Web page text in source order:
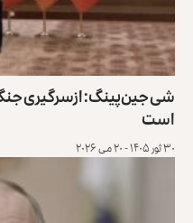
شی جین‌پینگ: ازسرگیری جنگ
است
۳۰ ثور ۱۴۰۵ - ۲۰ می ۲۰۲۶